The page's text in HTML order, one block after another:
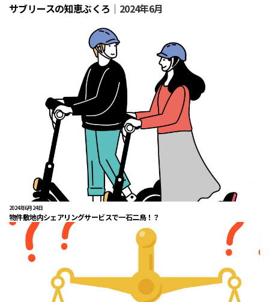
サブリースの知恵ぶくろ ｜2024年6月
2024年6月24日
物件敷地内シェアリングサービスで一石二鳥！？